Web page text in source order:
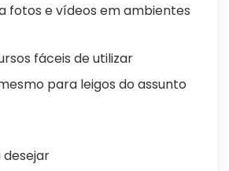
fotos e vídeos em ambientes
fáceis de utilizar
para leigos do assunto
desejar